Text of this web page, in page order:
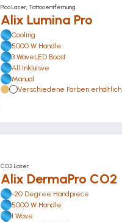
Pico Laser, Tattooentfernung
Alix Lumina Pro
Cooling
5000 W Handle
3 WaveLED Boost
All Inkluisve
Manual
Verschiedene Farben erhältlich
CO2 Laser
Alix DermaPro CO2
-20 Degree Handpiece
5000 W Handle
1 Wave